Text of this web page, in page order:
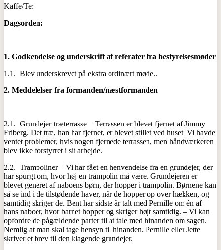
Kaffe/Te:
Dagsorden:
1. Godkendelse og underskrift af referater fra bestyrelsesmøder
1.1. Blev underskrevet på ekstra ordinært møde..
2. Meddelelser fra formanden/næstformanden
2.1. Grundejer-træterrasse – Terrassen er blevet fjernet af Jimmy
Friberg. Det træ, han har fjernet, er blevet stillet ved huset. Vi havde
ventet problemer, hvis nogen fjernede terrassen, men håndværkeren
blev ikke forstyrret i sit arbejde.
2.2. Trampoliner – Vi har fået en henvendelse fra en grundejer, der
har spurgt om, hvor høj en trampolin må være. Grundejeren er
blevet generet af naboens børn, der hopper i trampolin. Børnene kan
så se ind i de tilstødende haver, når de hopper op over hækken, og
samtidig skriger de. Bent har sidste år talt med Pernille om én af
hans naboer, hvor barnet hopper og skriger højt samtidig. – Vi kan
opfordre de pågældende parter til at tale med hinanden om sagen.
Nemlig at man skal tage hensyn til hinanden. Pernille eller Jette
skriver et brev til den klagende grundejer.